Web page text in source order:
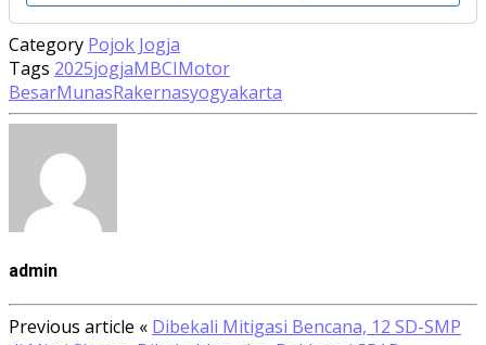
Category Pojok Jogja
Tags 2025jogjaMBCIMotor
BesarMunasRakernasyogyakarta
admin
Previous article « Dibekali Mitigasi Bencana, 12 SD-SMP